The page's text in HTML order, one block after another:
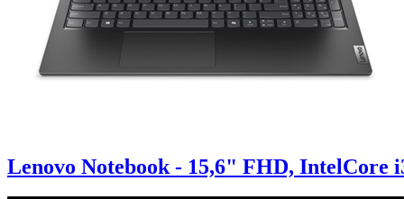
Lenovo Notebook - 15,6" FHD, IntelCore